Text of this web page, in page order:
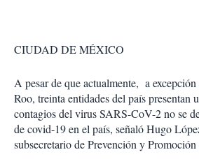
CIUDAD DE MÉXICO
A pesar de que actualmente, a
Roo, treinta entidades del país presentan
contagios del virus SARS-CoV-2 no se
de covid-19 en el país, señaló Hugo
subsecretario de Prevención y